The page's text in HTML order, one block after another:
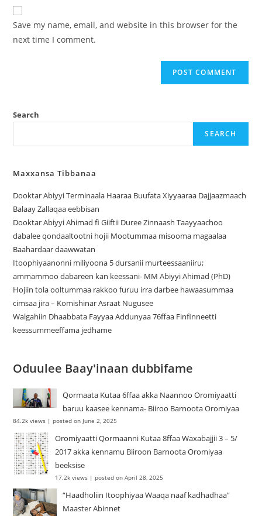
Save my name, email, and website in this browser for the
next time I comment.
Search
SEARCH
Maxxansa Tibbanaa
Dooktar Abiyyi Terminaala Haaraa Buufata Xiyyaaraa Dajjaazmaach
Balaay Zallaqaa eebbisan
Dooktar Abiyyi Ahimad fi Giiftii Duree Zinnaash Taayyaachoo
dabalee qondaaltootni hojii Mootummaa misooma magaalaa
Baahardaar daawwatan
Itoophiyaanonni miliyoona 5 dursanii murteessaaniiru;
ammammoo dabareen kan keessani- MM Abiyyi Ahimad (PhD)
Hojiin tola ooltummaa rakkoo furuu irra darbee hawaasummaa
cimsaa jira – Komishinar Asraat Nugusee
Walgahiin Dhaabbata Fayyaa Addunyaa 76ffaa Finfinneetti
keessummeeffama jedhame
Oduulee Baay'inaan dubbifame
Qormaata Kutaa 6ffaa akka Naannoo Oromiyaatti
baruu kaasee kennama- Biiroo Barnoota Oromiyaa
84.2k views |posted on June 2, 2025
Oromiyaatti Qormaanni Kutaa 8ffaa Waxabajjii 3 – 5/
2017 akka kennamu Biiroon Barnoota Oromiyaa
beeksise
17.2k views |posted on April 28, 2025
“Haadholiin Itoophiyaa Waaqa naaf kadhadhaa”
Maaster Abinnet